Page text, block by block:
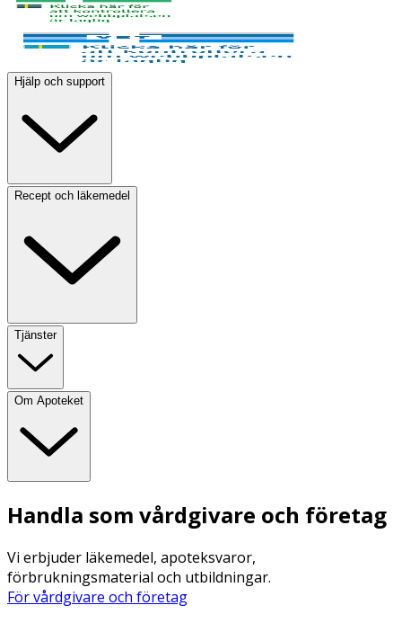
Hjälp och support
Recept och läkemedel
Tjänster
Om Apoteket
Handla som vårdgivare och företag
Vi erbjuder läkemedel, apoteksvaror,
förbrukningsmaterial och utbildningar.
För vårdgivare och företag